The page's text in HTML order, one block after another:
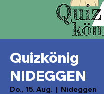
Quizkönig
NIDEGGEN
Do., 15. Aug.
  |
Nideggen